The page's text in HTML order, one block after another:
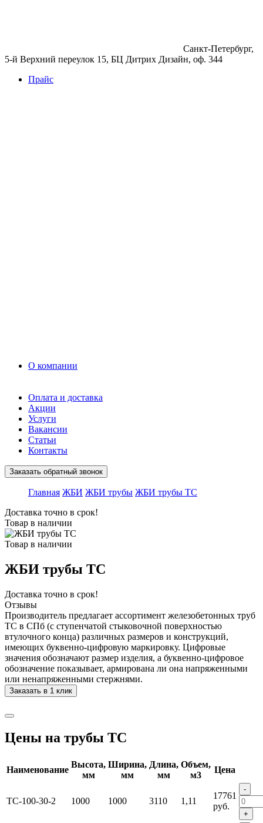
Санкт-Петербург,
5-й Верхний переулок 15, БЦ Дитрих Дизайн, оф. 344
Прайс
О компании
Оплата и доставка
Акции
Услуги
Вакансии
Статьи
Контакты
Заказать обратный звонок
Главная ЖБИ ЖБИ трубы ЖБИ трубы ТС
Доставка точно в срок!
Товар в наличии
Товар в наличии
ЖБИ трубы ТС
Доставка точно в срок!
Отзывы
Производитель предлагает ассортимент железобетонных труб
ТС в СПб (с ступенчатой стыковочной поверхностью
втулочного конца) различных размеров и конструкций,
имеющих буквенно-цифровую маркировку. Цифровые
значения обозначают размер изделия, а буквенно-цифровое
обозначение показывает, армирована ли она напряженными
или ненапряженными стержнями.
Заказать в 1 клик
Цены на трубы ТС
Наименование
Высота,
мм
Ширина,
мм
Длина,
мм
Объем,
м3
Цена
ТС-100-30-2 1000 1000 3110 1,11
17761
руб.
-
+